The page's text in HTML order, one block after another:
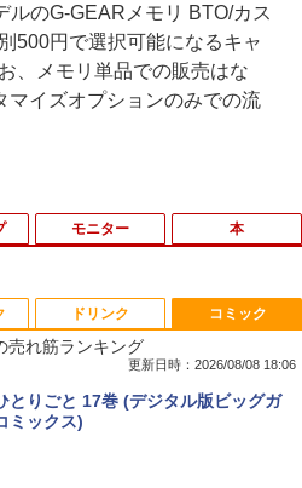
のG-GEARメモリ BTO/カス
500円で選択可能になるキャ
、メモリ単品での販売はな
マイズオプションのみでの流
限定破格金額！】新生活 新古品 W
載 パソコンノートパソコンoffice
初心者向けノートPC 初期設定済 1
インテル高速CPU ランダムで発送
4GB～ 高速SSD1TB 最大 フルHD
メラ zoom 軽量薄型 無線 型番更
モニター
ソンセール期間中ポイント5倍】中
ター 19インチ スクエア SXGA 12
IPSパネル ノングレア DELL P1
HDMI DisplayPort VGA USBハブ
作確認済み 30日保証 送料無料
本
SPECIAL EDITION EARLY
2026 / TIME TRAVEL 岩本 照
Man） [ ブラウンズブックス ]
P40i オフホワイト
WAYNE feat. Flo Milli, ATL Jacob
ドリンク
天然水 ラベルレス 500ml ×24本
天然水 バナジウム含有 水 ミネラル
Basic)
コミック
売れ筋ランキング
更新日時：2026/08/08 18:06
とりごと 17巻 (デジタル版ビッグガ
ミックス)